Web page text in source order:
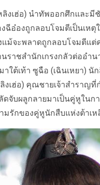
งเฮ่อ) นำทัพออกศึกและ
ฉีอ๋องถูกลอบโจมตีเป็นเห
แม้จะพลาดถูกลอบโจมตีแ
ราชสำนักเกรงกลัวต่ออำ
ใต้เท้า ซูฉือ (เฉินเหยา)
งเฮ่อ) คุณชายเจ้าสำราญ
จับผลูกลายมาเป็นคู่หูในก
รักของคู่หูนักสืบแห่งต้าเห